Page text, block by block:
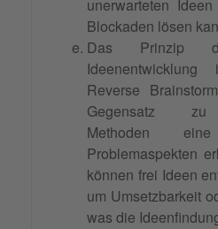
unerwarteten
Blockaden lösen
Das Prinzip
Reverse
Gegensatz zu
Methoden
Problemaspekten
können frei Ideen
um Umsetzbarkeit
was die